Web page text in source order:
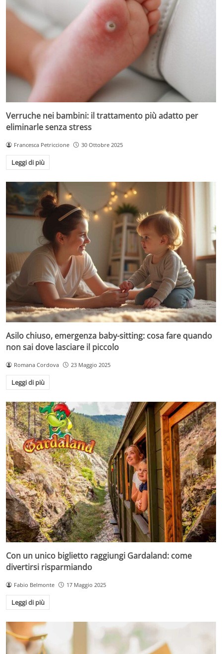
Verruche nei bambini: il trattamento più adatto per
eliminarle senza stress
Francesca Petriccione 30 Ottobre 2025
Leggi di più
Asilo chiuso, emergenza baby-sitting: cosa fare quando
non sai dove lasciare il piccolo
Romana Cordova 23 Maggio 2025
Leggi di più
Con un unico biglietto raggiungi Gardaland: come
divertirsi risparmiando
Fabio Belmonte 17 Maggio 2025
Leggi di più